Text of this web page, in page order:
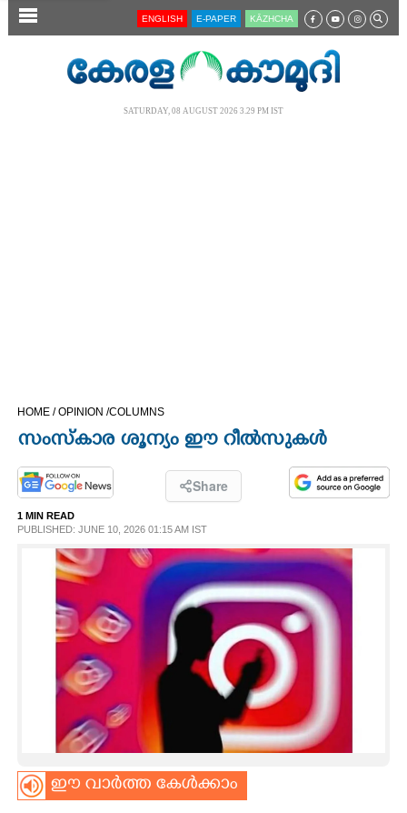
SECTIONS
OPINION
PHOTOS
LIFESTYLE
SPIRITUAL
ASTRO
ENGLISH E-PAPER KĀZHCHA
SATURDAY, 08 AUGUST 2026 3.29 PM IST
HOME /OPINION /COLUMNS
സംസ്കാര ശൂന്യം ഈ റീൽസുകൾ
Share
1 MIN READ
PUBLISHED: JUNE 10, 2026 01:15 AM IST
ഈ വാർത്ത കേൾക്കാം